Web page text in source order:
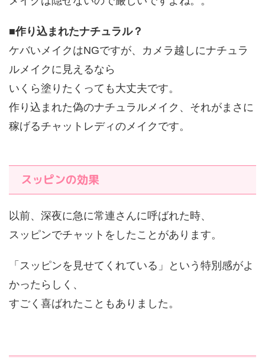
■作り込まれたナチュラル？
ケバいメイクはNGですが、カメラ越しにナチュラ
ルメイクに見えるなら
いくら塗りたくっても大丈夫です。
作り込まれた偽のナチュラルメイク、それがまさに
稼げるチャットレディのメイクです。
スッピンの効果
以前、深夜に急に常連さんに呼ばれた時、
スッピンでチャットをしたことがあります。
「スッピンを見せてくれている」という特別感がよ
かったらしく、
すごく喜ばれたこともありました。